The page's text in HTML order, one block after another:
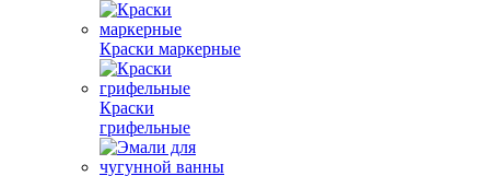
Краски маркерные
Краски
грифельные